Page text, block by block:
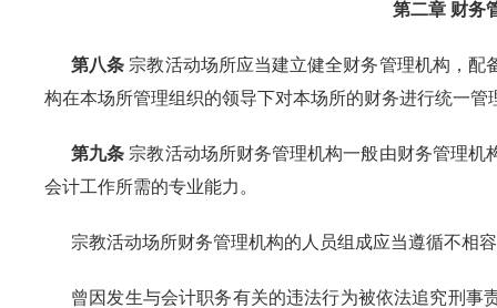
第二章 财务
第八条 宗教活动场所应当建立健全财务管理机构，
构在本场所管理组织的领导下对本场所的财务进行统一管
第九条 宗教活动场所财务管理机构一般由财务管理
会计工作所需的专业能力。
宗教活动场所财务管理机构的人员组成应当遵循不相
曾因发生与会计职务有关的违法行为被依法追究刑